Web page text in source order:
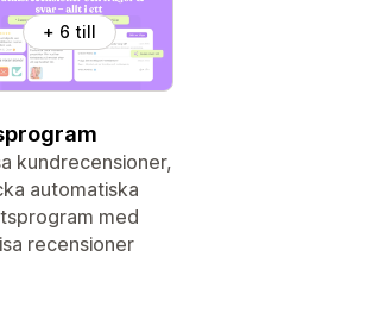
+ 6 till
kundrecensioner,
automatiska
med
recensioner